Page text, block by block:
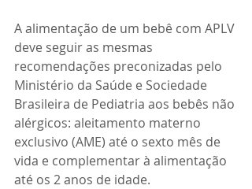
A alimentação de um bebê com APLV
deve seguir as mesmas
recomendações preconizadas pelo
Ministério da Saúde e Sociedade
Brasileira de Pediatria aos bebês não
alérgicos: aleitamento materno
exclusivo (AME) até o sexto mês de
vida e complementar à alimentação
até os 2 anos de idade.